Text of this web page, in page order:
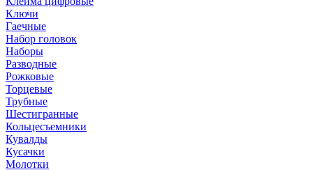
Ключи
Гаечные
Набор головок
Наборы
Разводные
Рожковые
Торцевые
Трубные
Шестигранные
Кольцесъемники
Кувалды
Кусачки
Молотки